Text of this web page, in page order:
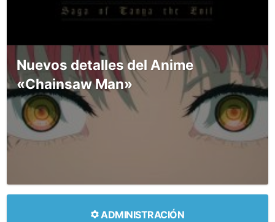
Nuevos detalles del Anime
«Chainsaw Man»
ADMINISTRACIÓN